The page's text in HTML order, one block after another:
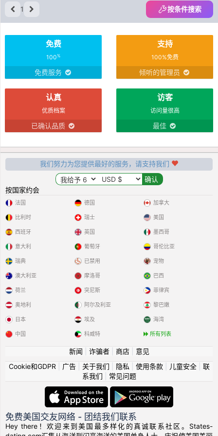
1 按条件搜索
免费
100%
免费服务
支持
100%免费
倾听的管理员
认真
优质档案
已确认品质
访客
访问量很高
最佳
我们努力为您提供最好的服务，请支持我们
按国家约会
法国
比利时
西班牙
意大利
瑞典
德国
瑞士
英国
葡萄牙
已禁用
加拿大
美国
墨西哥
哥伦比亚
宠物
澳大利亚
荷兰
奥地利
日本
中国
摩洛哥
突尼斯
阿尔及利亚
埃及
科威特
巴西
菲律宾
黎巴嫩
海湾
所有列表
新闻 诈骗者| 商店| 意见
Cookie和GDPR
广告| 关于我们 隐私 使用条款| 儿童安全| 联
系我们
常见问题
免费美国交友网络 - 团结我们联系
Hey there！欢迎来到美国最多样化的真诚联系社区。States-